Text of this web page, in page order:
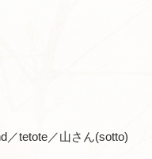
／tetote／山さん(sotto)